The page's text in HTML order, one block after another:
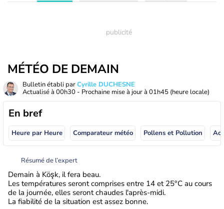
MÉTÉO DE DEMAIN
Bulletin établi parCyrille DUCHESNE
Actualisé à 00h30 - Prochaine mise à jour à 01h45 (heure locale)
En bref
Heure par Heure Comparateur météo Pollens et Pollution
Résumé de l’expert
Demain à Köşk, il fera beau.
Les températures seront comprises entre 14 et 25°C au cours
de la journée, elles seront chaudes l'après-midi.
La fiabilité de la situation est assez bonne.